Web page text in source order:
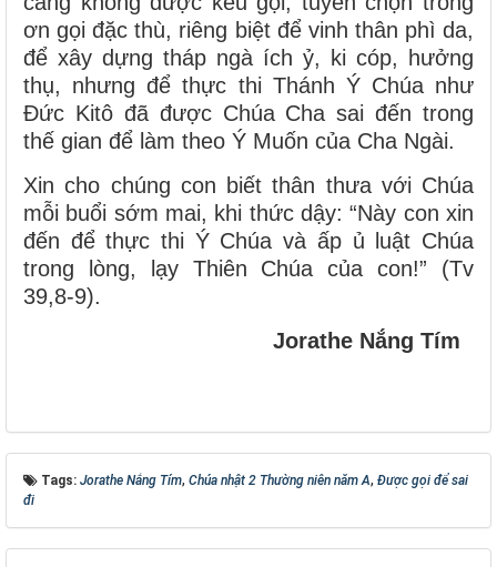
ơn gọi đặc thù, riêng biệt để vinh thân phì da,
để xây dựng tháp ngà ích ỷ, ki cóp, hưởng
thụ, nhưng để thực thi Thánh Ý Chúa như
Đức Kitô đã được Chúa Cha sai đến trong
thế gian để làm theo Ý Muốn của Cha Ngài.
Xin cho chúng con biết thân thưa với Chúa
mỗi buổi sớm mai, khi thức dậy: “Này con xin
đến để thực thi Ý Chúa và ấp ủ luật Chúa
trong lòng, lạy Thiên Chúa của con!” (Tv
39,8-9).
Jorathe Nắng Tím
Tags: Jorathe Nắng Tím, Chúa nhật 2 Thường niên năm A, Được gọi để sai
đi